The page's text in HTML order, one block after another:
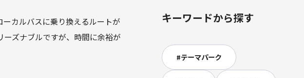
カルバスに乗り換えるルートが
ズナブルですが、時間に余裕が
キーワードから探す
#テーマパーク